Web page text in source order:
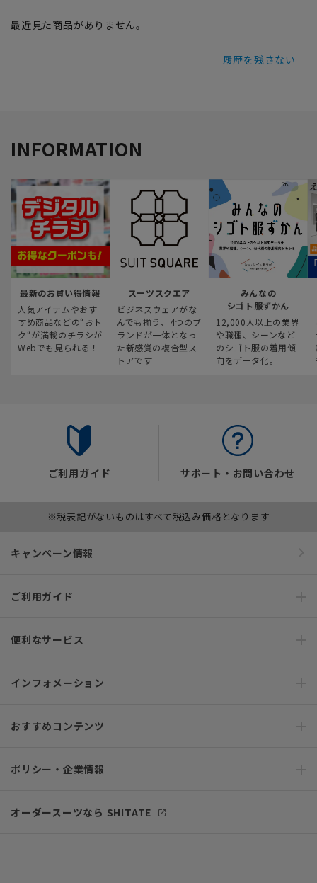
最近見た商品がありません。
履歴を残さない
INFORMATION
最新のお買い得情報
人気アイテムやおす
すめ商品などの“おト
ク“が満載のチラシが
Webでも見られる！
スーツスクエア
ビジネスウェアがな
んでも揃う、4つのブ
ランドが一体となっ
た新感覚の複合型ス
トアです
みんなの
シゴト服ずかん
12,000人以上の業界
や職種、シーンなど
のシゴト服の着用傾
向をデータ化。
ご利用ガイド サポート・お問い合わせ
※税表記がないものはすべて税込み価格となります
キャンペーン情報
ご利用ガイド
便利なサービス
インフォメーション
おすすめコンテンツ
ポリシー・企業情報
オーダースーツなら SHITATE